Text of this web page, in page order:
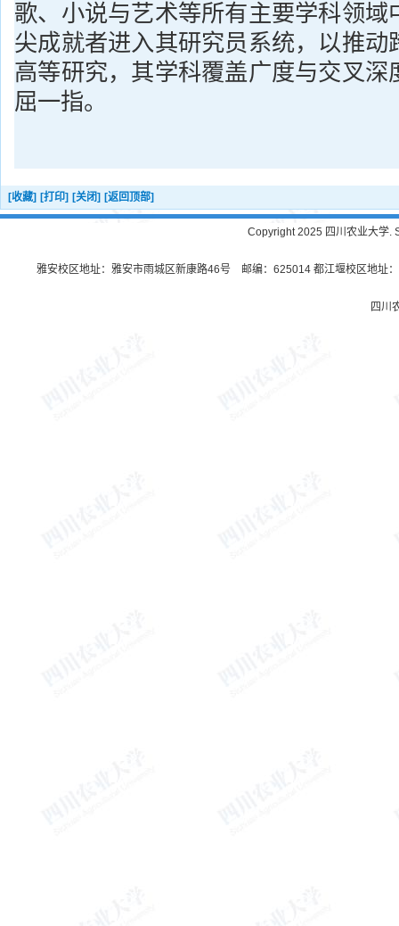
歌、小说与艺术等所有主要学科领域
尖成就者进入其研究员系统，以推动
高等研究，其学科覆盖广度与交叉深
屈一指。
[收藏] [打印] [关闭] [返回顶部]
Copyright 2025 四川农业大学.
雅安校区地址：雅安市雨城区新康路46号 邮编：625014 都江堰校区地址
四川